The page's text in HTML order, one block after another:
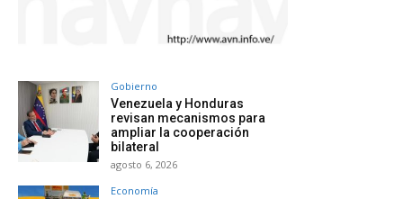
Gobierno
Venezuela y Honduras
revisan mecanismos para
ampliar la cooperación
bilateral
agosto 6, 2026
Economía